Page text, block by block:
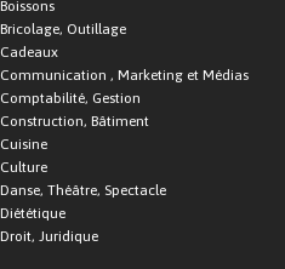
Boissons
Bricolage, Outillage
Cadeaux
Communication , Marketing et Médias
Comptabilité, Gestion
Construction, Bâtiment
Cuisine
Culture
Danse, Théâtre, Spectacle
Diététique
Droit, Juridique